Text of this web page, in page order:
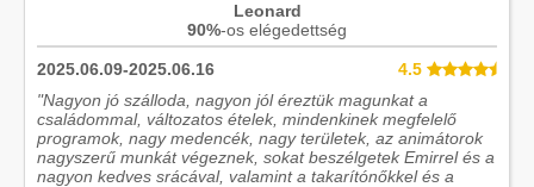
Leonard
90%-os elégedettség
2025.06.09-2025.06.16
4.5
"Nagyon jó szálloda, nagyon jól éreztük magunkat a
családommal, változatos ételek, mindenkinek megfelelő
programok, nagy medencék, nagy területek, az animátorok
nagyszerű munkát végeznek, sokat beszélgetek Emirrel és a
nagyon kedves srácával, valamint a takarítónőkkel és a